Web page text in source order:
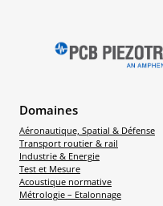
Domaines
Aéronautique, Spatial & Défense
Transport routier & rail
Industrie & Energie
Test et Mesure
Acoustique normative
Métrologie – Etalonnage